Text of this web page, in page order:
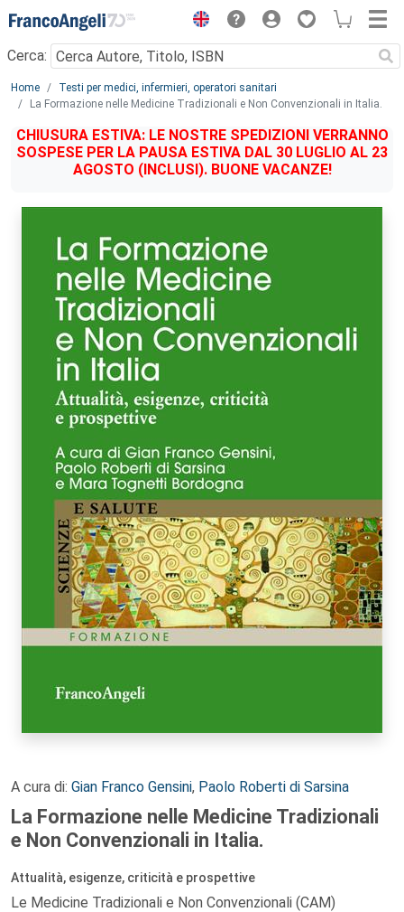
Menu
Cerca:
Main content
Home
Testi per medici, infermieri, operatori sanitari
La Formazione nelle Medicine Tradizionali e Non Convenzionali in Italia.
CHIUSURA ESTIVA: LE NOSTRE SPEDIZIONI VERRANNO
SOSPESE PER LA PAUSA ESTIVA DAL 30 LUGLIO AL 23
AGOSTO (INCLUSI). BUONE VACANZE!
A cura di: Gian Franco Gensini, Paolo Roberti di Sarsina
La Formazione nelle Medicine Tradizionali
e Non Convenzionali in Italia.
Attualità, esigenze, criticità e prospettive
Le Medicine Tradizionali e Non Convenzionali (CAM)